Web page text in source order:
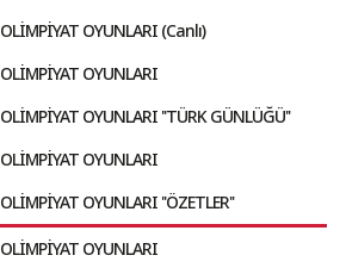
OYUNLARI (Canlı)
OYUNLARI
OYUNLARI ''TÜRK GÜNLÜĞÜ''
OYUNLARI
OYUNLARI ''ÖZETLER''
OYUNLARI